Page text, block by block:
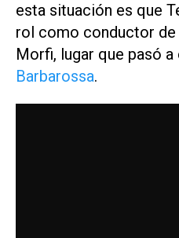
esta situación es que
rol como conductor de
Morfi, lugar que pasó a
Barbarossa.